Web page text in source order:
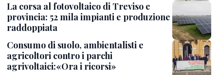
La corsa al fotovoltaico di Treviso e
provincia: 52 mila impianti e produzione
raddoppiata
Consumo di suolo, ambientalisti e
agricoltori contro i parchi
agrivoltaici:«Ora i ricorsi»